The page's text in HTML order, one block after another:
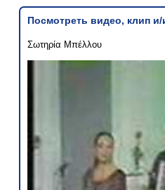
Посмотреть видео, клип
Σωτηρία Μπέλλου